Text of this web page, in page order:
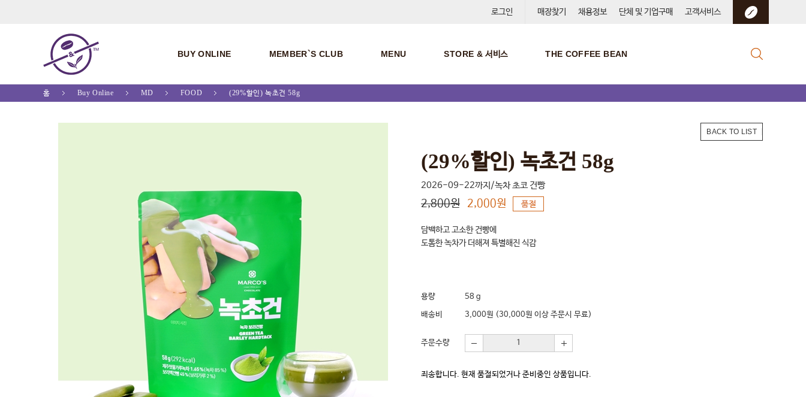
로그인 매장찾기 채용정보 단체 및 기업구매 고객서비스
BUY ONLINE MEMBER`S CLUB MENU STORE & 서비스 THE COFFEE BEAN
홈 Buy Online MD FOOD (29%할인) 녹초건 58g
BACK TO LIST
(29%할인) 녹초건 58g
2026-09-22까지/녹차 초코 건빵
2,800원 2,000원
담백하고 고소한 건빵에
도톰한 녹차가 더해져 특별해진 식감
용량
58 g
배송비
3,000원 (30,000원 이상 주문시 무료)
주문수량
죄송합니다. 현재 품절되었거나 준비중인 상품입니다.